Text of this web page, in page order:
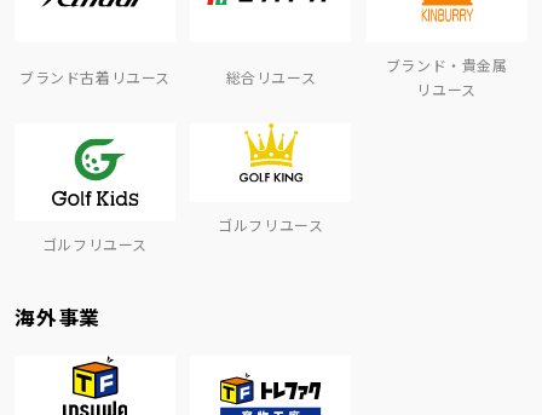
ブランド古着リユース 総合リユース
ブランド・貴金属
リユース
ゴルフリユース
ゴルフリユース
海外事業